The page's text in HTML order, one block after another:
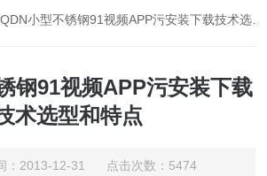
小型不锈钢91视频APP污安装下载技术选型和特点
钢91视频APP污安装下载
术选型和特点
：2013-12-31 点击次数：5474